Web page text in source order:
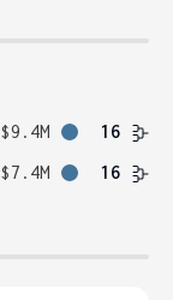
$9.4M
16
$7.4M 16